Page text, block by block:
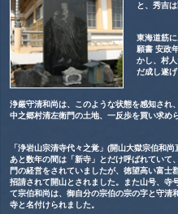
と、秀吉
東海道筋
願書 安政
かし、村
だ成し遂
浄厳守清和尚は、このような状態を感知され
中之郷村清左衛門の土地、一反歩を買い求め
「浄岩山宗清寺代々之覚」(開山大獄宗伯和
あと数年の間は「新寺」とだけ呼ばれていて
門の経営をされていましたが、徳望高い富士
招請されて開山とされました。また山号、寺
て宗伯和尚は、御自分の宗伯の宗の字と守清
寺と名付けられました。